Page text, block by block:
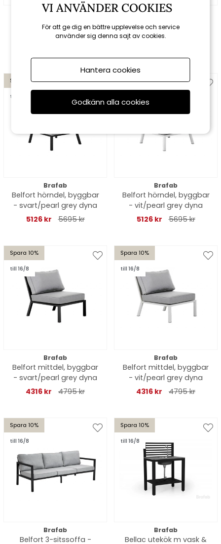
Brafab
Belfort 2-sits avslut HV
byggbar - svart/pearl
Brafab
Belfort 2-sits avslut HV
byggbar - vit/pearl grey
Spara 10%
till 16/8
Brafab
Belfort hörndel, byggbar
- svart/pearl grey dyna
5126 kr
5695 kr
Spara 10%
Brafab
Belfort hörndel, byggbar
- vit/pearl grey dyna
5126 kr
5695 kr
Spara 10%
till 16/8
Brafab
Belfort mittdel, byggbar
- svart/pearl grey dyna
4316 kr
4795 kr
Spara 10%
till 16/8
Brafab
Belfort mittdel, byggbar
- vit/pearl grey dyna
4316 kr
4795 kr
Spara 10%
till 16/8
Brafab
Belfort 3-sitssoffa -
Spara 10%
till 16/8
Brafab
Bellac utekök m vask &
VI ANVÄNDER COOKIES
För att ge dig en bättre upplevelse och service
använder sig denna sajt av cookies.
Hantera cookies
Godkänn alla cookies